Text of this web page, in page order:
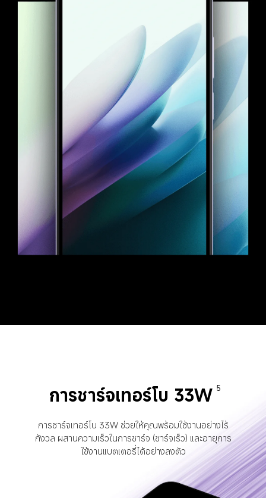
การชาร์จเทอร์โบ 33W 5
การชาร์จเทอร์โบ 33W ช่วยให้คุณพร้อมใช้งานอย่างไร้
กังวล ผสานความเร็วในการชาร์จ (ชาร์จเร็ว) และอายุการ
ใช้งานแบตเตอรี่ได้อย่างลงตัว